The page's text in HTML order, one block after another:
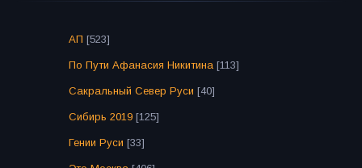
АП [523]
По Пути Афанасия Никитина [113]
Сакральный Север Руси [40]
Сибирь 2019 [125]
Гении Руси [33]